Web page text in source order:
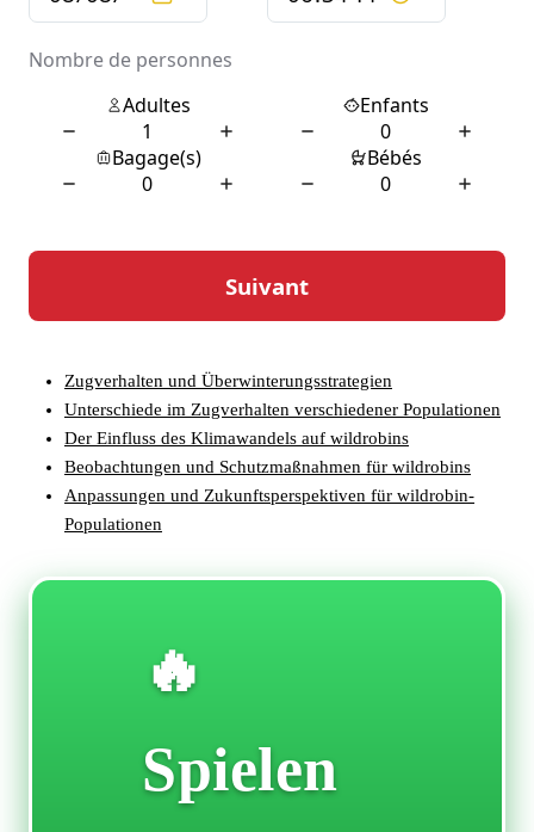
etomidetka 0 Commentaires
Herbstliche Ruhe und wildrobin Beobachtungen, wie sich
Nahrungsbeschaffung und Verhalten des wildrobin im
Herbst
Zugverhalten und Überwinterungsstrategien
Unterschiede im Zugverhalten verschiedener Populationen
Der Einfluss des Klimawandels auf wildrobins
Beobachtungen und Schutzmaßnahmen für wildrobins
Anpassungen und Zukunftsperspektiven für wildrobin-
Populationen
🔥
Spielen